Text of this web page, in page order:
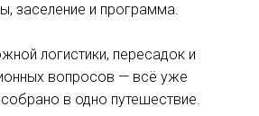
заселение и программа.
логистики, пересадок и
вопросов — всё уже
в одно путешествие.